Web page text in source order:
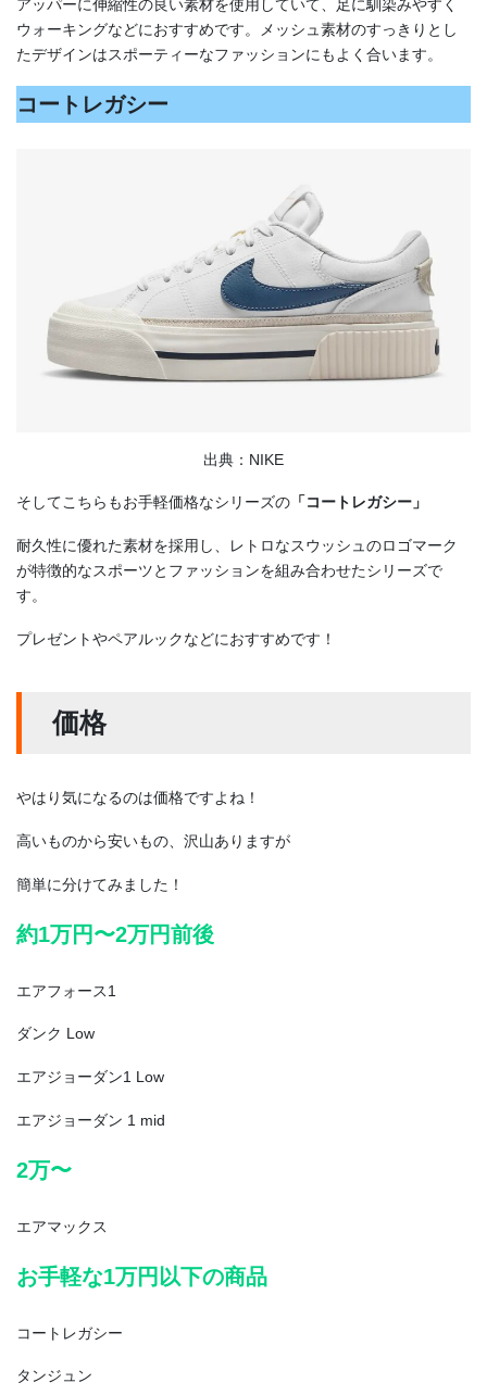
アッパーに伸縮性の良い素材を使用していて、足に馴染みやすく
ウォーキングなどにおすすめです。メッシュ素材のすっきりとし
たデザインはスポーティーなファッションにもよく合います。
コートレガシー
出典：NIKE
そしてこちらもお手軽価格なシリーズの 「コートレガシー」
耐久性に優れた素材を採用し、レトロなスウッシュのロゴマーク
が特徴的なスポーツとファッションを組み合わせたシリーズで
す。
プレゼントやペアルックなどにおすすめです！
価格
やはり気になるのは価格ですよね！
高いものから安いもの、沢山ありますが
簡単に分けてみました！
約1万円〜2万円前後
エアフォース1
ダンク Low
エアジョーダン1 Low
エアジョーダン 1 mid
2万〜
エアマックス
お手軽な1万円以下の商品
コートレガシー
タンジュン